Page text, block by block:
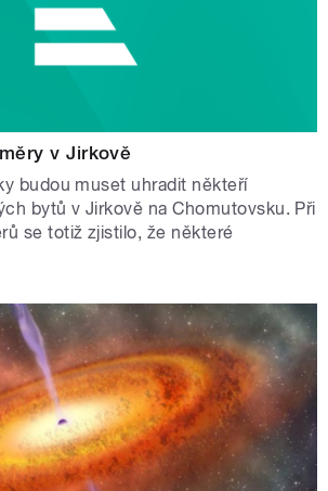
v Jirkově
budou muset uhradit někteří
bytů v Jirkově na Chomutovsku. Při
se totiž zjistilo, že některé